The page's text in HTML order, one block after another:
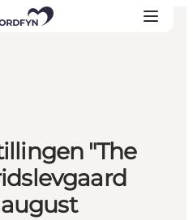
"The